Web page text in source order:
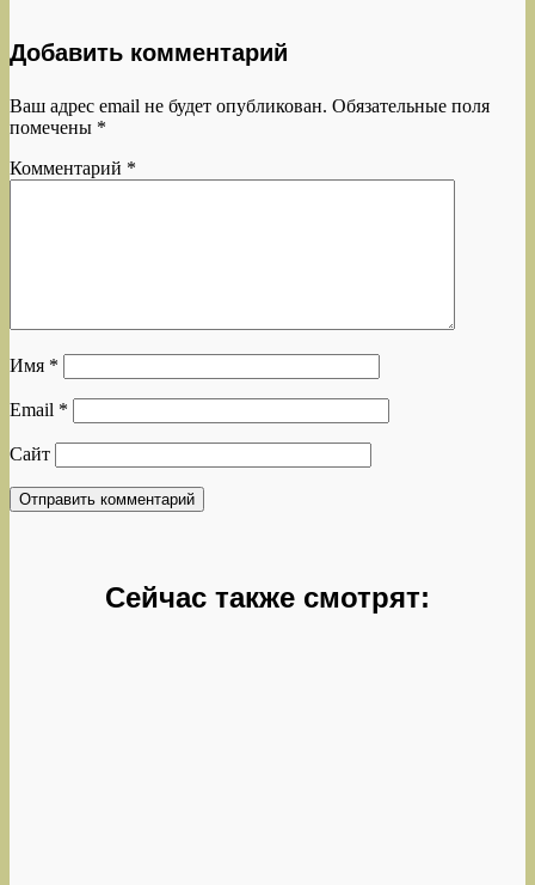
Добавить комментарий
Ваш адрес email не будет опубликован. Обязательные поля
помечены *
Комментарий *
Имя *
Email *
Сайт
Сейчас также смотрят: